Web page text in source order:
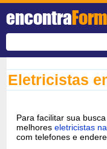
encontra
Eletricistas
Para facilitar sua
melhoreseletricistas
com telefones e